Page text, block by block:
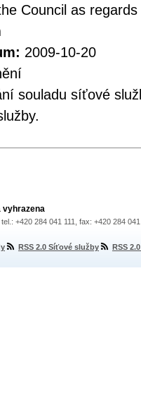
Council as
2009-10-20
souladu síťové
vyhrazena
+420 284 041 111, fax: +420 284
RSS 2.0 Síťové služby RSS